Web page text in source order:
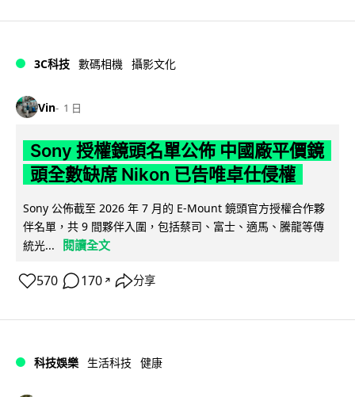
3C科技 數碼相機 攝影文化
Vin 1 日
Sony 授權鏡頭名單公佈 中國廠平價鏡
頭全數缺席 Nikon 已告唯卓仕侵權
Sony 公佈截至 2026 年 7 月的 E-Mount 鏡頭官方授權合作夥
伴名單，共 9 間夥伴入圍，包括蔡司、富士、適馬、騰龍等傳
統光...
閱讀全文
570 170 ↗ 分享
科技娛樂 生活科技 健康